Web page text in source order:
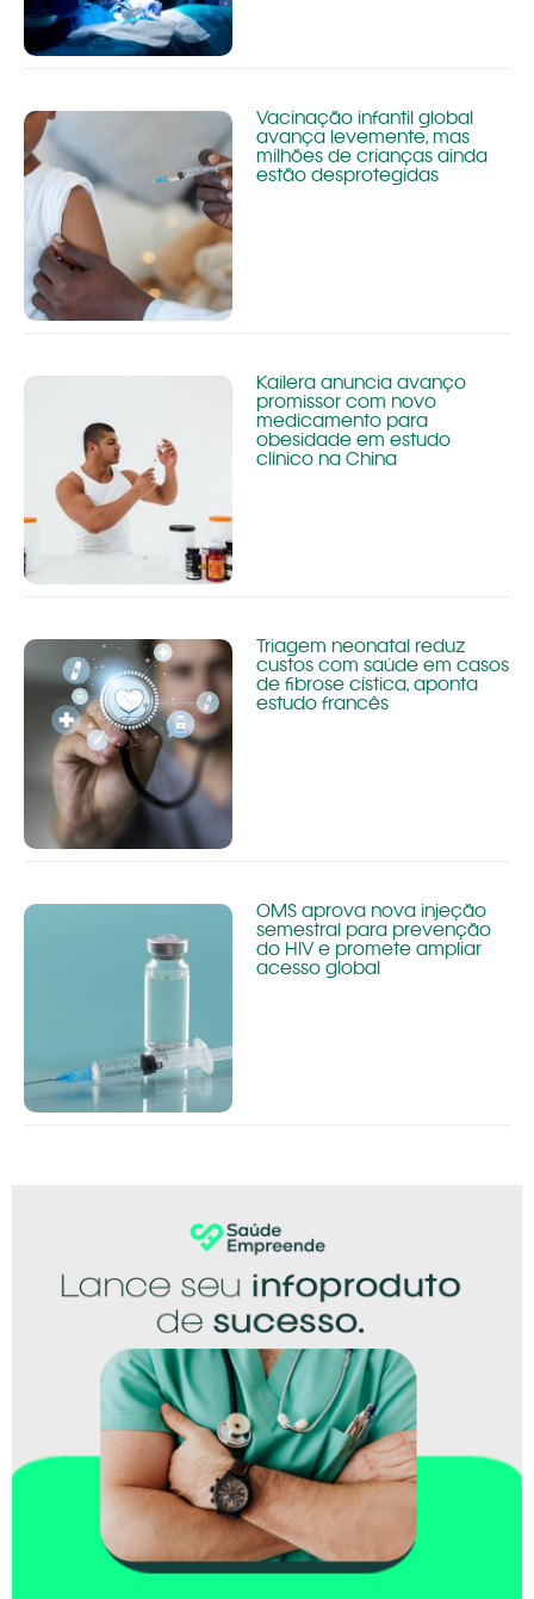
Vacinação infantil global
avança levemente, mas
milhões de crianças ainda
estão desprotegidas
Kailera anuncia avanço
promissor com novo
medicamento para
obesidade em estudo
clínico na China
Triagem neonatal reduz
custos com saúde em casos
de fibrose cística, aponta
estudo francês
OMS aprova nova injeção
semestral para prevenção
do HIV e promete ampliar
acesso global